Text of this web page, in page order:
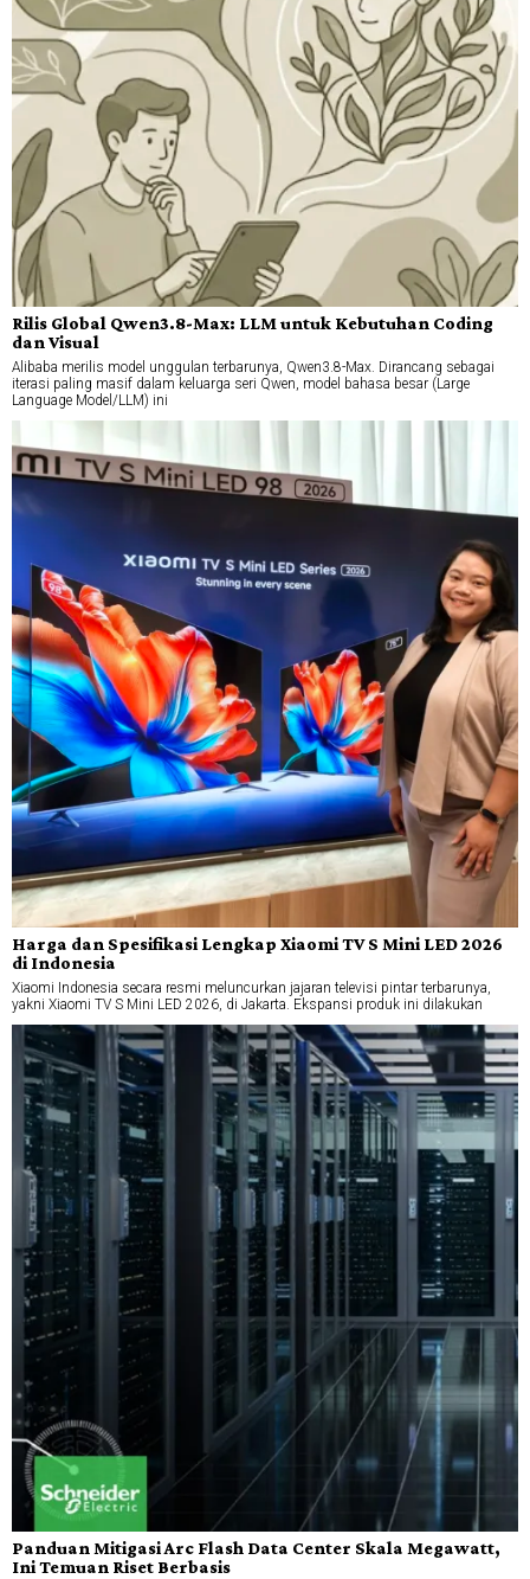
Rilis Global Qwen3.8-Max: LLM untuk Kebutuhan Coding
dan Visual
Alibaba merilis model unggulan terbarunya, Qwen3.8-Max. Dirancang sebagai
iterasi paling masif dalam keluarga seri Qwen, model bahasa besar (Large
Language Model/LLM) ini
Harga dan Spesifikasi Lengkap Xiaomi TV S Mini LED 2026
di Indonesia
Xiaomi Indonesia secara resmi meluncurkan jajaran televisi pintar terbarunya,
yakni Xiaomi TV S Mini LED 2026, di Jakarta. Ekspansi produk ini dilakukan
Panduan Mitigasi Arc Flash Data Center Skala Megawatt,
Ini Temuan Riset Berbasis